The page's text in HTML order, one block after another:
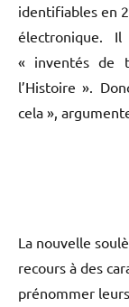
identifiables en
électronique. Il
« inventés de
l’Histoire ».
cela »,
La nouvelle
recours à des
prénommer